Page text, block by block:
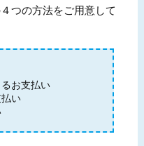
つの方法をご用意して
お支払い
い